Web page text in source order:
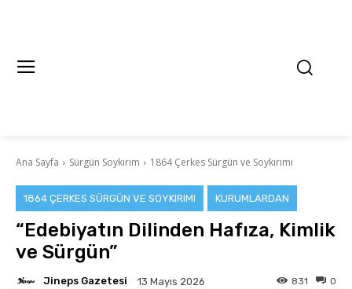
Ana Sayfa Sürgün Soykırım 1864 Çerkes Sürgün ve Soykırımı
1864 ÇERKES SÜRGÜN VE SOYKIRIMI KURUMLARDAN
“Edebiyatın Dilinden Hafıza, Kimlik
ve Sürgün”
Jineps Gazetesi 13 Mayıs 2026 0
831